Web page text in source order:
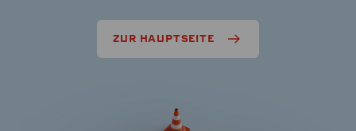
ZUR HAUPTSEITE